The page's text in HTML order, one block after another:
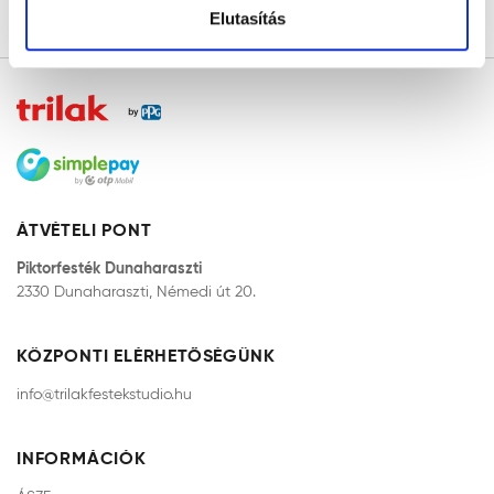
Elutasítás
ÁTVÉTELI PONT
Piktorfesték Dunaharaszti
2330 Dunaharaszti, Némedi út 20.
KÖZPONTI ELÉRHETŐSÉGÜNK
info@trilakfestekstudio.hu
INFORMÁCIÓK